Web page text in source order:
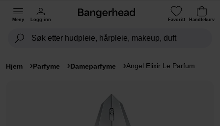
Meny Logg inn Favoritt Handlekurv
Hjem Parfyme Dameparfyme Angel Elixir Le Parfum